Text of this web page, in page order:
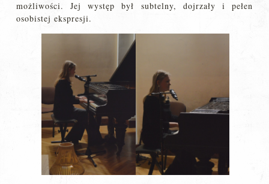
możliwości. Jej występ był subtelny, dojrzały i pełen
osobistej ekspresji.